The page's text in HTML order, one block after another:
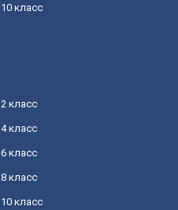
10 класс
2 класс
4 класс
6 класс
8 класс
10 класс